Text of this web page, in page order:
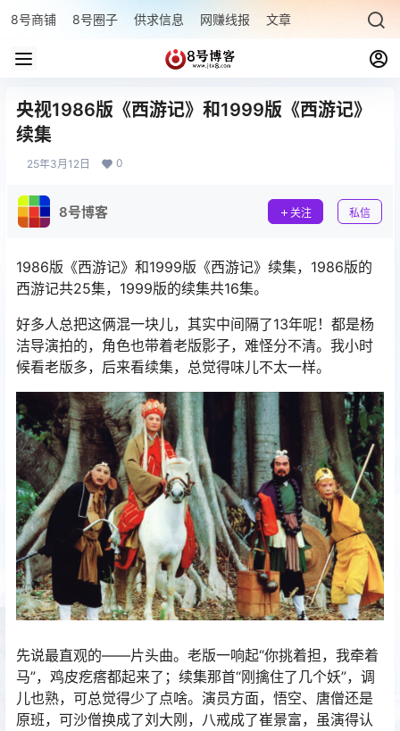
8号商铺 8号圈子 供求信息 网赚线报 文章专题 最新文章
央视1986版《西游记》和1999版《西游记》
续集
25年3月12日 0
8号博客 关注 私信
1986版《西游记》和1999版《西游记》续集，1986版的
西游记共25集，1999版的续集共16集。
好多人总把这俩混一块儿，其实中间隔了13年呢！都是杨
洁导演拍的，角色也带着老版影子，难怪分不清。我小时
候看老版多，后来看续集，总觉得味儿不太一样。
先说最直观的——片头曲。老版一响起“你挑着担，我牵着
马”，鸡皮疙瘩都起来了；续集那首“刚擒住了几个妖”，调
儿也熟，可总觉得少了点啥。演员方面，悟空、唐僧还是
原班，可沙僧换成了刘大刚，八戒成了崔景富，虽演得认